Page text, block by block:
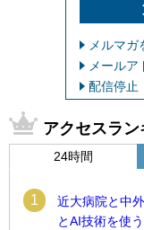
メルマガ
メールア
配信停止
アクセスラン
24時間
1
近大病院と中
とAI技術を使